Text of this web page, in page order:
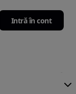
Intră în cont